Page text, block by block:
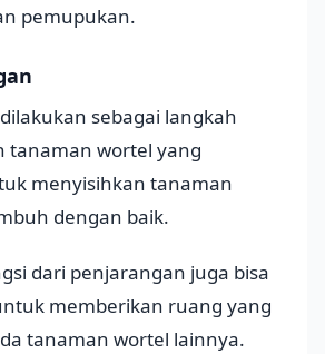
pemupukan.
sebagai langkah
tanaman wortel yang
menyisihkan tanaman
dengan baik.
dari penjarangan juga bisa
memberikan ruang yang
tanaman wortel lainnya.